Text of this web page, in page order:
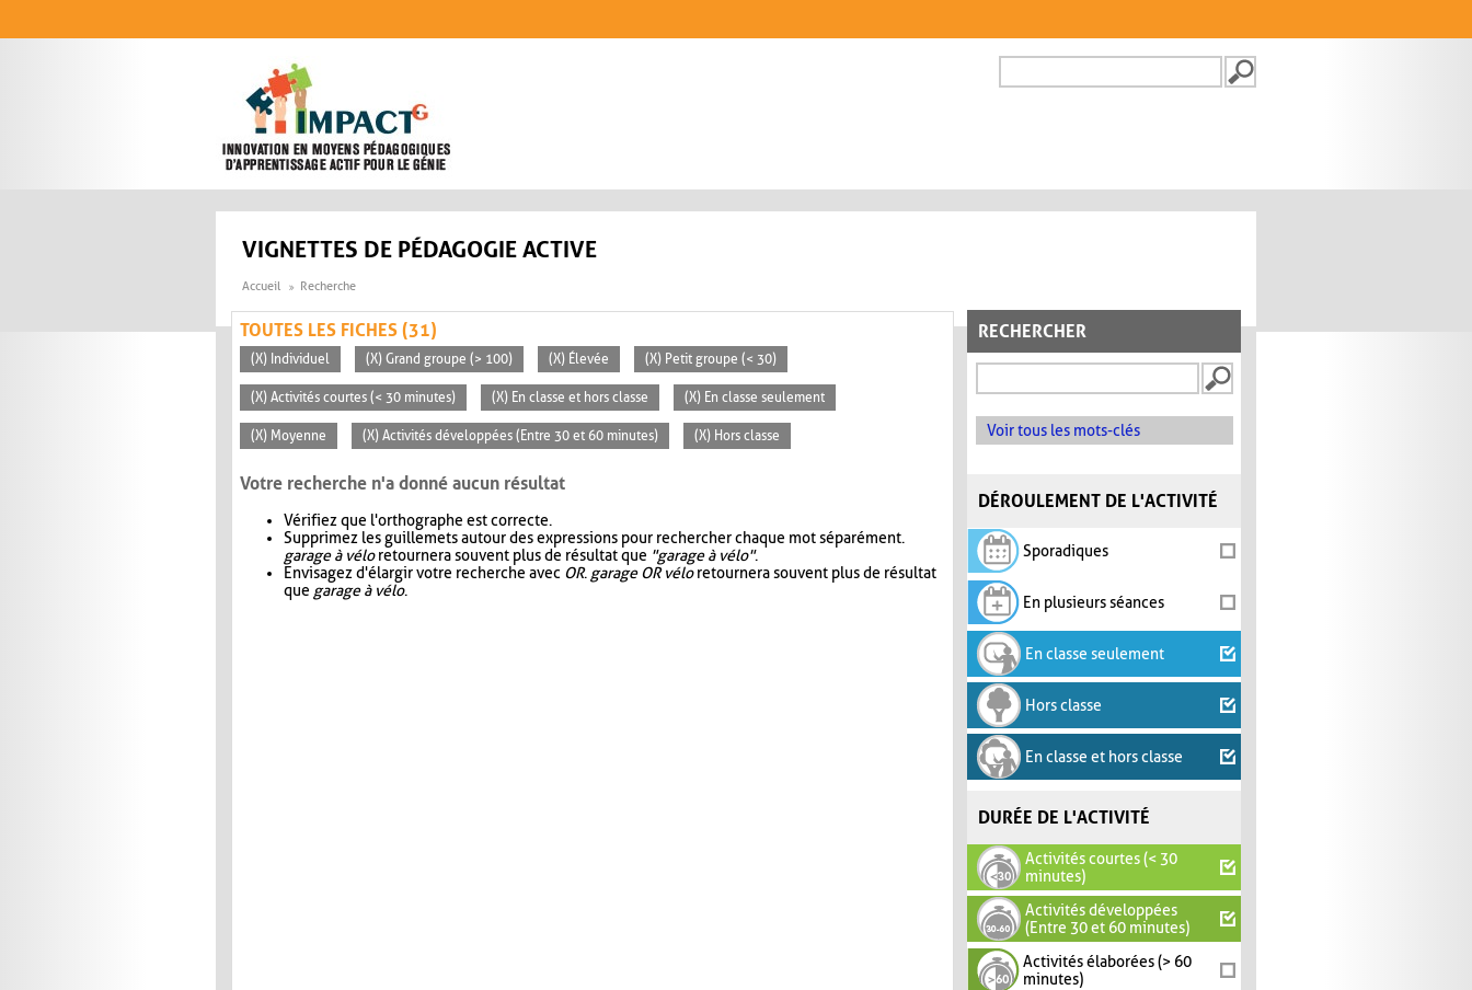
FORMULAIRE DE
VIGNETTES DE PÉDAGOGIE ACTIVE
Accueil Recherche
RECHERCHER
Voir tous les mots-clés
DÉROULEMENT DE L'ACTIVITÉ
Sporadiques
En plusieurs séances
En classe seulement
Hors classe
En classe et hors classe
DURÉE DE L'ACTIVITÉ
Activités courtes (< 30
minutes)
Activités développées
(Entre 30 et 60 minutes)
Activités élaborées (> 60
minutes)
TOUTES LES FICHES (31)
(X) Individuel (X) Grand groupe (> 100) (X) Élevée (X) Petit groupe (< 30)
(X) Activités courtes (< 30 minutes) (X) En classe et hors classe (X) En classe seulement
(X) Moyenne (X) Activités développées (Entre 30 et 60 minutes) (X) Hors classe
Votre recherche n'a donné aucun résultat
Vérifiez que l'orthographe est correcte.
Supprimez les guillemets autour des expressions pour rechercher chaque mot séparément.
garage à véloretournera souvent plus de résultat que "garage à vélo".
Envisagez d'élargir votre recherche avec OR. garage OR véloretournera souvent plus de résultat
que garage à vélo.